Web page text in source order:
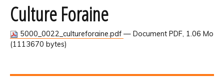
Culture Foraine
5000_0022_cultureforaine.pdf — Document PDF, 1.06 Mo
(1113670 bytes)